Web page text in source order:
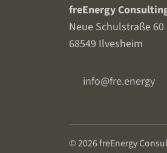
freEnergy
Neue Schulstraße 60
68549 Ilvesheim
info@fre.energy
© 2026 freEnergy